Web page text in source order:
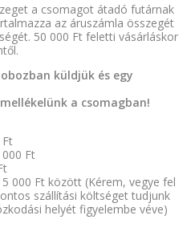
a csomagot átadó futárnak
az áruszámla összegét
50 000 Ft feletti vásárláskor
küldjük és egy
a csomagban!
Ft
Ft
000 Ft között (Kérem, vegye fel
szállítási költséget tudjunk
helyét figyelembe véve)